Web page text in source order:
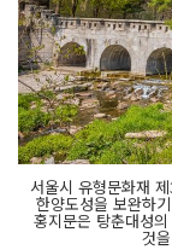
서울시 유형문화재
한양도성을 보완하
홍지문은 탕춘대성
것